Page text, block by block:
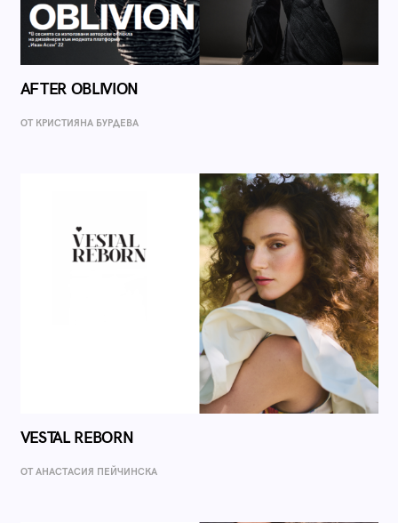
AFTER OBLIVION
ОТ КРИСТИЯНА БУРДЕВА
VESTAL REBORN
ОТ AНАСТАСИЯ ПЕЙЧИНСКА